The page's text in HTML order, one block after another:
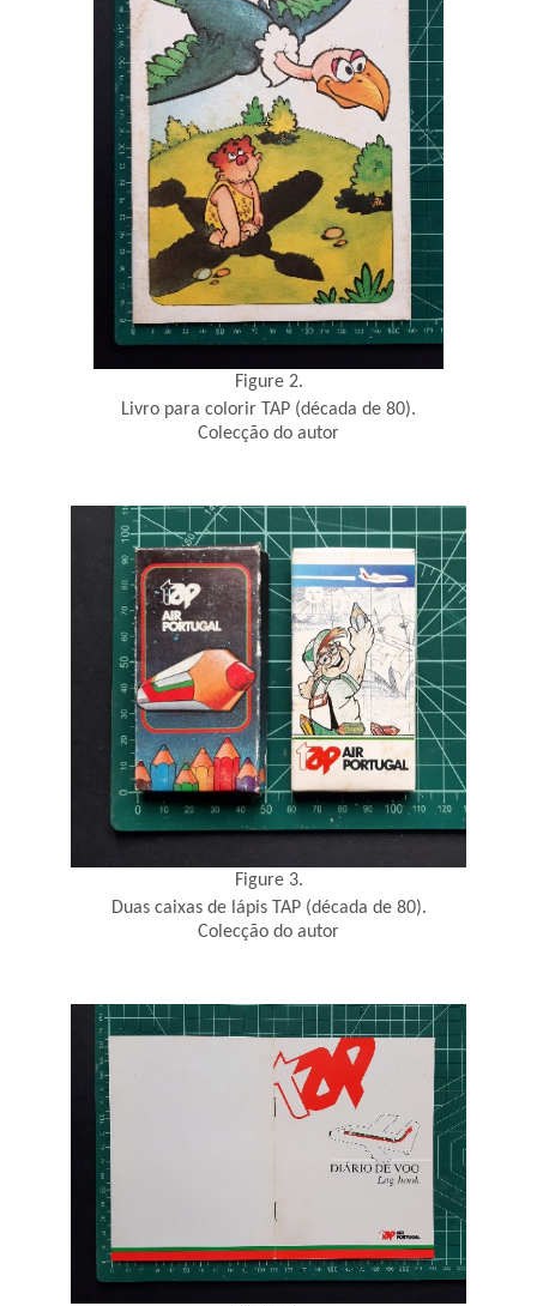
Figure 2.
Livro para colorir TAP (década de 80).
Colecção do autor
Figure 3.
Duas caixas de lápis TAP (década de 80).
Colecção do autor